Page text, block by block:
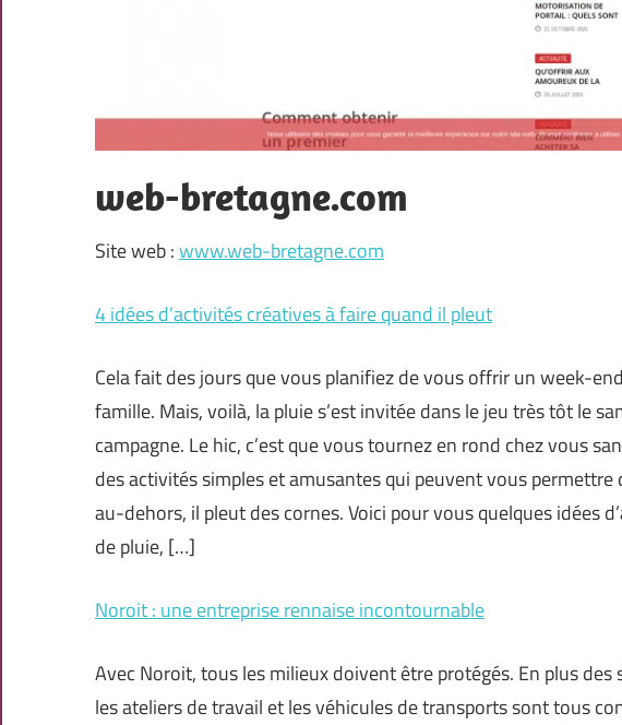
web-bretagne.com
Site web :www.web-bretagne.com
4 idées d’activités créatives à faire quand il pleut
Cela fait des jours que vous planifiez de vous offrir un week-
famille. Mais, voilà, la pluie s’est invitée dans le jeu très tôt le
campagne. Le hic, c’est que vous tournez en rond chez vous
des activités simples et amusantes qui peuvent vous
au-dehors, il pleut des cornes. Voici pour vous quelques idées
de pluie, […]
Noroit : une entreprise rennaise incontournable
Avec Noroit, tous les milieux doivent être protégés. En plus des
les ateliers de travail et les véhicules de transports sont tous